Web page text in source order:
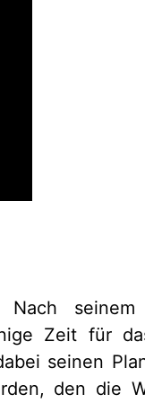
Nach
Zeit für
seinen
den die